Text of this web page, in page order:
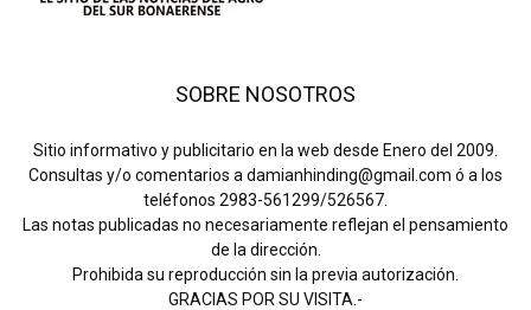
SOBRE NOSOTROS
Sitio informativo y publicitario en la web desde Enero del 2009.
Consultas y/o comentarios a damianhinding@gmail.com ó a los
teléfonos 2983-561299/526567.
Las notas publicadas no necesariamente reflejan el pensamiento
de la dirección.
Prohibida su reproducción sin la previa autorización.
GRACIAS POR SU VISITA.-